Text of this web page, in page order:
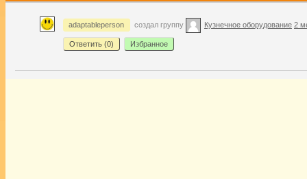
adaptableperson создал группу Кузнечное оборудование 2
Ответить (0) Избранное